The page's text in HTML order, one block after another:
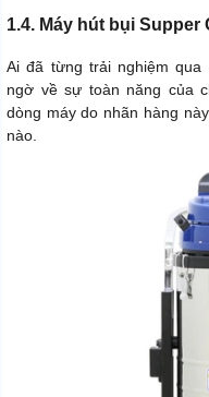
1.4. Máy hút bụi Supper
Ai đã từng trải nghiệm qua
ngờ về sự toàn năng của
dòng máy do nhãn hàng
nào.